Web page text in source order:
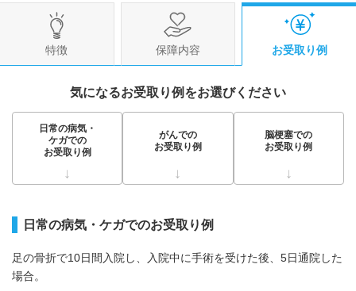
特徴 保障内容 お受取り例
気になるお受取り例をお選びください
日常の病気・
ケガでの
お受取り例
がんでの
お受取り例
脳梗塞での
お受取り例
日常の病気・ケガでのお受取り例
足の骨折で10日間入院し、
入院中に手術を受けた後、5日通院した
場合。